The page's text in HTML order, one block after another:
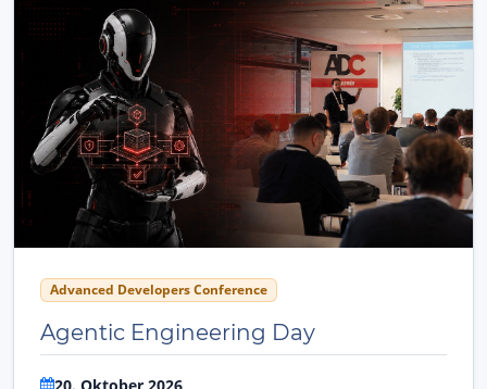
Advanced Developers Conference
Agentic Engineering Day